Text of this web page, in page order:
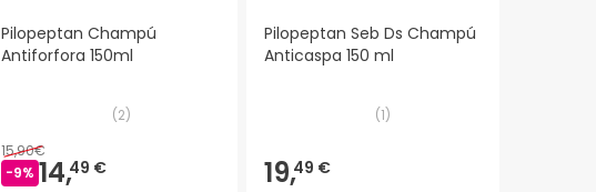
Pilopeptan Champú
Antiforfora 150ml
(2)
15,90€
-9% 14,49 €
Pilopeptan Seb Ds Champú
Anticaspa 150 ml
(1)
19,49 €